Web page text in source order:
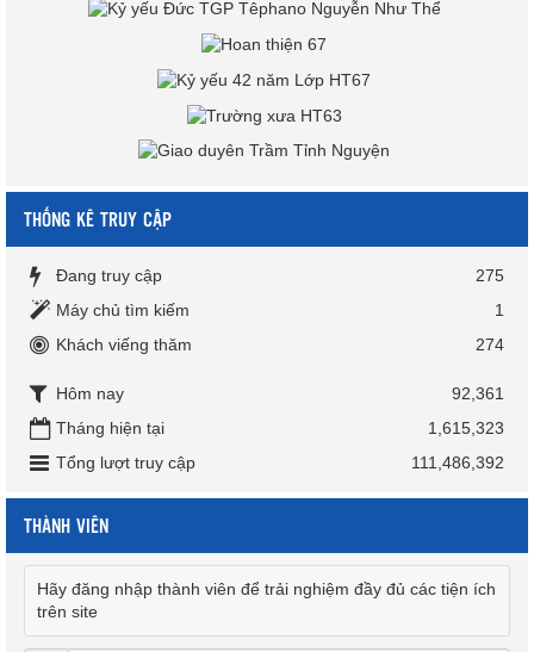
THỐNG KÊ TRUY CẬP
Đang truy cập
275
Máy chủ tìm kiếm
1
Khách viếng thăm
274
Hôm nay
92,361
Tháng hiện tại
1,615,323
Tổng lượt truy cập
111,486,392
THÀNH VIÊN
Hãy đăng nhập thành viên để trải nghiệm đầy đủ các tiện ích
trên site